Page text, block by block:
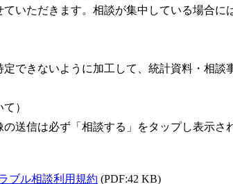
ていただきます。相談が集中している場合
定できないように加工して、統計資料・相談
）
送信は必ず「相談する」をタップし表示さ
ブル相談利用規約 (PDF:42 KB)